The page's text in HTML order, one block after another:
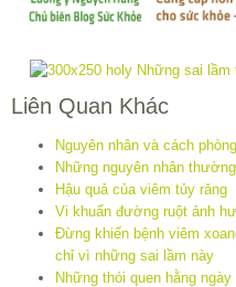
Liên Quan Khác
Nguyên nhân và cách
Những nguyên nhân
Hậu quả của viêm tủy răng
Vi khuẩn đường ruột ảnh
Đừng khiến bệnh viêm
chỉ vì những sai lầm này
Những thói quen hằng